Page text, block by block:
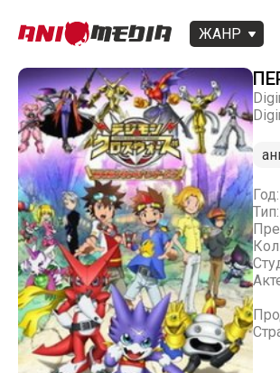
ЖАНР
Год:
Тип: